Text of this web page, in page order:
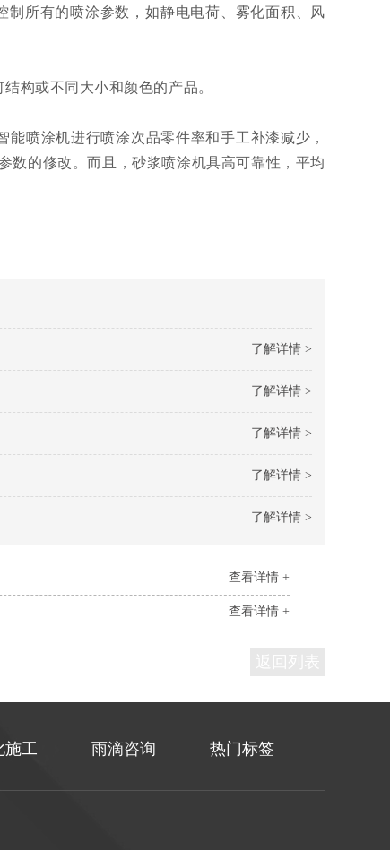
所有的喷涂参数，如静电电荷、雾化面积、风
构或不同大小和颜色的产品。
喷涂机进行喷涂次品零件率和手工补漆减少，
数的修改。而且，砂浆喷涂机具高可靠性，平均
了解详情 >
了解详情 >
了解详情 >
了解详情 >
了解详情 >
查看详情 +
查看详情 +
施工 雨滴咨询 热门标签